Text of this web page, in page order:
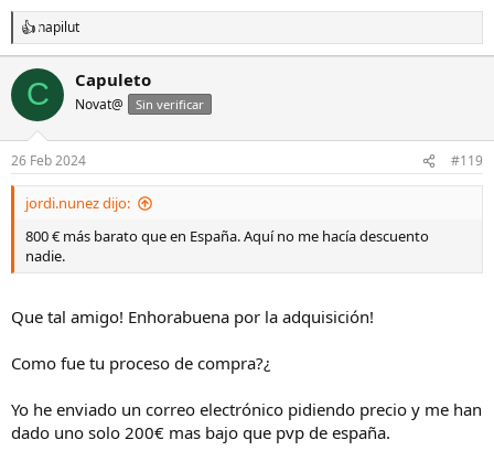
R
e
a
i
o
n
e
napilut
C Capuleto
Novat@ Sin verificar
26 Feb 2024 #119
jordi.nunez dijo:
800 € más barato que en España. Aquí no me hacía descuento
nadie.
Que tal amigo! Enhorabuena por la adquisición!
Como fue tu proceso de compra?¿
Yo he enviado un correo electrónico pidiendo precio y me han
dado uno solo 200€ mas bajo que pvp de españa.